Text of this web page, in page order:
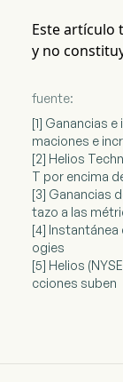
Este artículo
y no
fuente:
[1] Ganancias
maciones e
[2] Helios
T por encima
[3] Ganancias
tazo a las
[4] Instantánea
ogies
[5] Helios
cciones suben